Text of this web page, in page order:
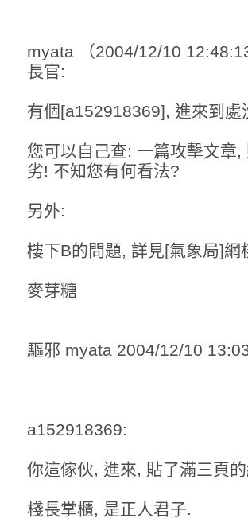
myata （2004/12/10
長官:
有個[a152918369], 進來到處
您可以自己查: 一篇攻擊文章
劣! 不知您有何看法?
另外:
樓下B的問題, 詳見[氣象局]網
麥芽糖
驅邪 myata 2004/12/10
a152918369:
你這傢伙, 進來, 貼了滿三頁
棧長掌櫃, 是正人君子.